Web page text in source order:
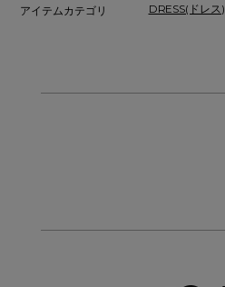
アイテムカテゴリ
DRESS(ドレス)